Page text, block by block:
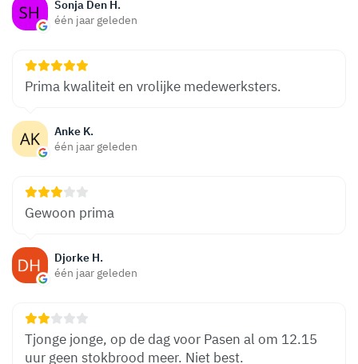
Sonja Den H.
één jaar geleden
Anke K.
één jaar geleden
Prima kwaliteit en vrolijke medewerksters.
Djorke H.
één jaar geleden
Gewoon prima
Tjonge jonge, op de dag voor Pasen al om 12.15
uur geen stokbrood meer. Niet best.